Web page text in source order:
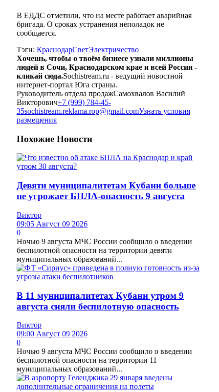
В ЕДДС отметили, что на месте работает аварийная
бригада. О сроках устранения неполадок не
сообщается.
Тэги: КраснодарСветЭлектричество
Хочешь, чтобы о твоём бизнесе узнали миллионы
людей в Сочи, Краснодарском крае и всей России -
кликай сюда.Sochistream.ru - ведущий новостной
интернет-портал Юга страны.
Руководитель отдела продажСамохвалов Василий
Викторович+7 (999) 784-45-
35sochistream.reklama.rop@gmail.comУзнать условия
размещения
Похожие Новости
Девяти муниципалитетам Кубани больше
не угрожает БПЛА-опасность 9 августа
Виктор
09:05 Август 09 2026
0
Ночью 9 августа МЧС России сообщило о введении
беспилотной опасности на территории девяти
муниципальных образований...
В 11 муниципалитетах Кубани утром 9
августа сняли беспилотную опасность
Виктор
09:00 Август 09 2026
0
Ночью 9 августа МЧС России сообщило о введении
беспилотной опасности на территории 11
муниципальных образований...